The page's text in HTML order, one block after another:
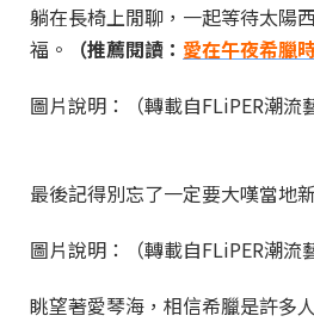
躺在長椅上閒聊，一起等待太陽
福。
（推薦閱讀： 愛在午夜希臘
圖片說明：（轉載自FLiPER潮流
最後記得別忘了一定要大嘆當地
圖片說明：（轉載自FLiPER潮流
眺望著愛琴海，相信希臘是許多